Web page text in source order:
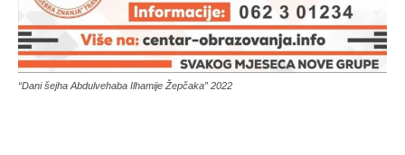
“Dani šejha Abdulvehaba Ilhamije Žepčaka” 2022